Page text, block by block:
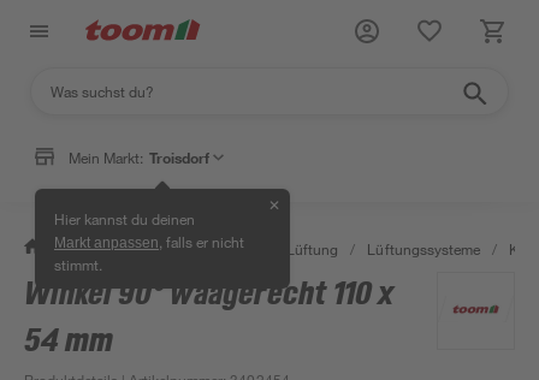
Mein Markt: Troisdorf
Hier kannst du deinen
Markt anpassen , falls er nicht
stimmt.
✕
/ Bauen & Renovieren / Klima & Lüftung / Lüftungssysteme /
Winkel 90° waagerecht 110 x
54 mm